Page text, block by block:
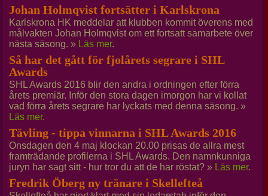
Johan Holmqvist fortsätter i Karlskrona
Karlskrona HK meddelar att klubben kommit överens med
målvakten Johan Holmqvist om ett fortsatt samarbete över
nästa säsong. » Läs mer.
Så har det gått för fjolårets segrare i SHL
Awards
SHL Awards 2016 blir den andra i ordningen efter förra
årets premiär. Inför den stora dagen imorgon har vi kollat
vad förra årets segrare har lyckats med denna säsong. »
Läs mer.
Tävling - tippa vinnarna i SHL Awards 2016
Onsdagen den 4 maj klockan 20.00 prisas de allra mest
framträdande profilerna i SHL Awards. Den namnkunniga
juryn har sagt sitt - hur tror du att de har röstat? » Läs mer.
Fredrik Öberg ny tränare i Skellefteå